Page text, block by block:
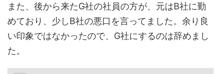
また、後から来たG社の社員の方が、元はB社に勤
めており、少しB社の悪口を言ってました。余り良
い印象ではなかったので、G社にするのは辞めまし
た。